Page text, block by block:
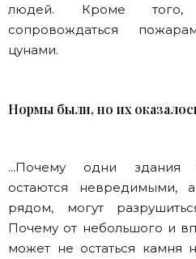
людей. Кроме того,
сопровождаться
цунами.
Нормы были, но их
...Почему одни здания
остаются невредимыми,
рядом, могут
Почему от небольшого и
может не остаться камня